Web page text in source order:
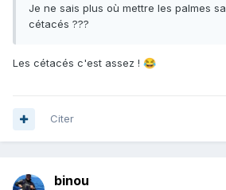
Je ne sais plus où mettre les palmes
cétacés ???
Les cétacés c'est assez ! 😂
Citer
binou